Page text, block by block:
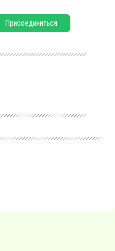
Присоединиться